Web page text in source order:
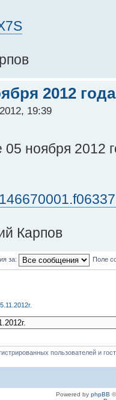
2012 года
19:39
05 ноября 2012
Карпов
за: Поле
пользователей и
Powered by phpBB